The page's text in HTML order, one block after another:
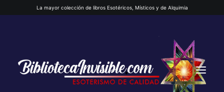
La mayor colección de libros Esotéricos, Místicos y de Alquimia